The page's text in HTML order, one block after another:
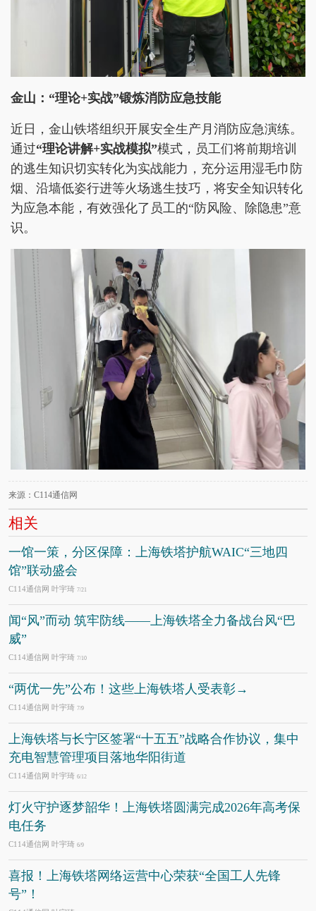
金山：“理论+实战”锻炼消防应急技能
近日，金山铁塔组织开展安全生产月消防应急演练。
通过“理论讲解+实战模拟”模式，员工们将前期培训
的逃生知识切实转化为实战能力，充分运用湿毛巾防
烟、沿墙低姿行进等火场逃生技巧，将安全知识转化
为应急本能，有效强化了员工的“防风险、除隐患”意
识。
来源：C114通信网
相关
一馆一策，分区保障：上海铁塔护航WAIC“三地四
馆”联动盛会
C114通信网 叶宇琦 7/21
闻“风”而动 筑牢防线——上海铁塔全力备战台风“巴
威”
C114通信网 叶宇琦 7/10
“两优一先”公布！这些上海铁塔人受表彰→
C114通信网 叶宇琦 7/9
上海铁塔与长宁区签署“十五五”战略合作协议，集中
充电智慧管理项目落地华阳街道
C114通信网 叶宇琦 6/12
灯火守护逐梦韶华！上海铁塔圆满完成2026年高考保
电任务
C114通信网 叶宇琦 6/9
喜报！上海铁塔网络运营中心荣获“全国工人先锋
号”！